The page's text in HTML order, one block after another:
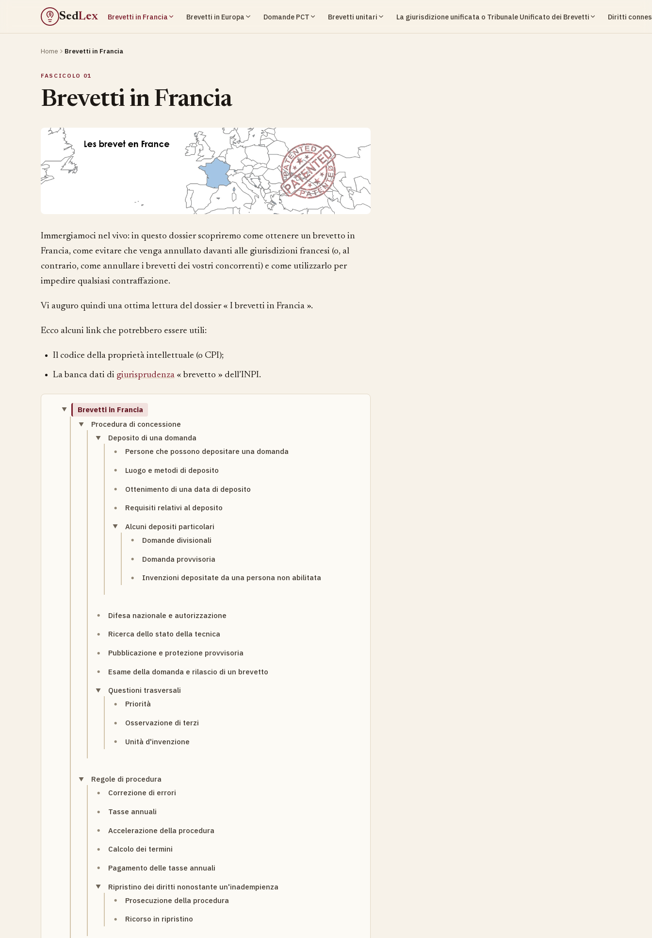
§ SedLex Brevetti in Francia Brevetti in Europa Domande PCT Brevetti unitari La giurisdizione unificata o Tribunale Unificato dei Brevetti Diritti
Home Brevetti in Francia
FASCICOLO 01
Brevetti in Francia
Immergiamoci nel vivo: in questo dossier scopriremo come ottenere un brevetto in
Francia, come evitare che venga annullato davanti alle giurisdizioni francesi (o, al
contrario, come annullare i brevetti dei vostri concorrenti) e come utilizzarlo per
impedire qualsiasi contraffazione.
Vi auguro quindi una ottima lettura del dossier « I brevetti in Francia ».
Ecco alcuni link che potrebbero essere utili:
Il codice della proprietà intellettuale (o CPI);
La banca dati di giurisprudenza« brevetto » dell’INPI.
Brevetti in Francia
Procedura di concessione
Deposito di una domanda
Persone che possono depositare una domanda
Luogo e metodi di deposito
Ottenimento di una data di deposito
Requisiti relativi al deposito
Alcuni depositi particolari
Domande divisionali
Domanda provvisoria
Invenzioni depositate da una persona non abilitata
Difesa nazionale e autorizzazione
Ricerca dello stato della tecnica
Pubblicazione e protezione provvisoria
Esame della domanda e rilascio di un brevetto
Questioni trasversali
Priorità
Osservazione di terzi
Unità d'invenzione
Regole di procedura
Correzione di errori
Tasse annuali
Accelerazione della procedura
Calcolo dei termini
Pagamento delle tasse annuali
Ripristino dei diritti nonostante un'inadempienza
Prosecuzione della procedura
Ricorso in ripristino